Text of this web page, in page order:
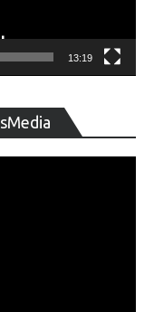
13:19
de